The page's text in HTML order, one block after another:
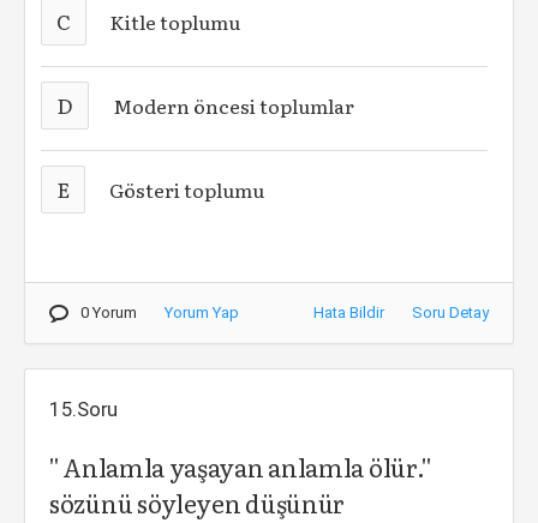
C Kitle toplumu
D Modern öncesi toplumlar
E Gösteri toplumu
0 Yorum Yorum Yap Hata Bildir Soru Detay
15.Soru
'' Anlamla yaşayan anlamla ölür.''
sözünü söyleyen düşünür